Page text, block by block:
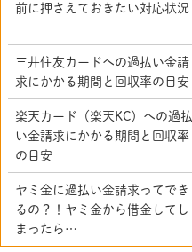
前に押さえておきたい対応状況
三井住友カードへの過払い金請
求にかかる期間と回収率の目安
楽天カード（楽天KC）への過払
い金請求にかかる期間と回収率
の目安
ヤミ金に過払い金請求ってでき
るの？！ヤミ金から借金してし
まったら…